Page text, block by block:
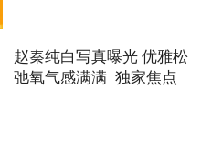
赵秦纯白写真曝光 优雅松
弛氧气感满满_独家焦点